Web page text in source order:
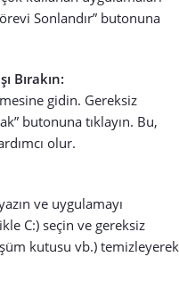
Sonlandır” butonuna
Bırakın:
gidin. Gereksiz
butonuna tıklayın. Bu,
olur.
ve uygulamayı
C:) seçin ve gereksiz
kutusu vb.) temizleyerek